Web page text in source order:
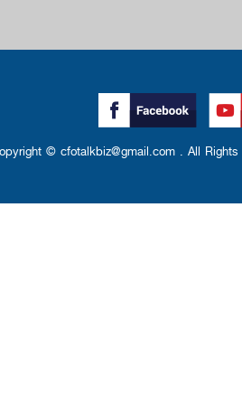
© cfotalkbiz@gmail.com . All